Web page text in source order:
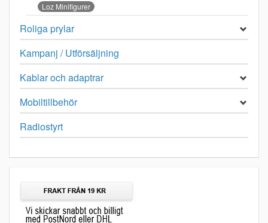
Loz Minifigurer
Roliga prylar
Kampanj / Utförsäljning
Kablar och adaptrar
Mobiltillbehör
Radiostyrt